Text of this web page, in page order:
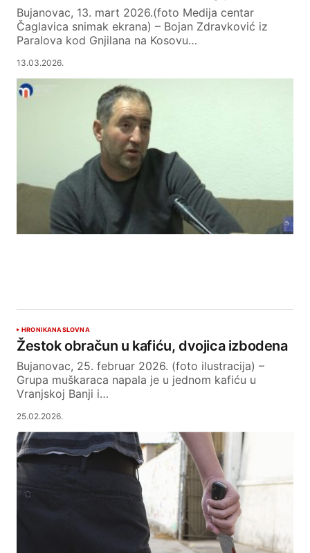
Bujanovac, 13. mart 2026.(foto Medija centar
Čaglavica snimak ekrana) – Bojan Zdravković iz
Paralova kod Gnjilana na Kosovu…
13.03.2026.
HRONIKANASLOVNA
Žestok obračun u kafiću, dvojica izbodena
Bujanovac, 25. februar 2026. (foto ilustracija) –
Grupa muškaraca napala je u jednom kafiću u
Vranjskoj Banji i…
25.02.2026.